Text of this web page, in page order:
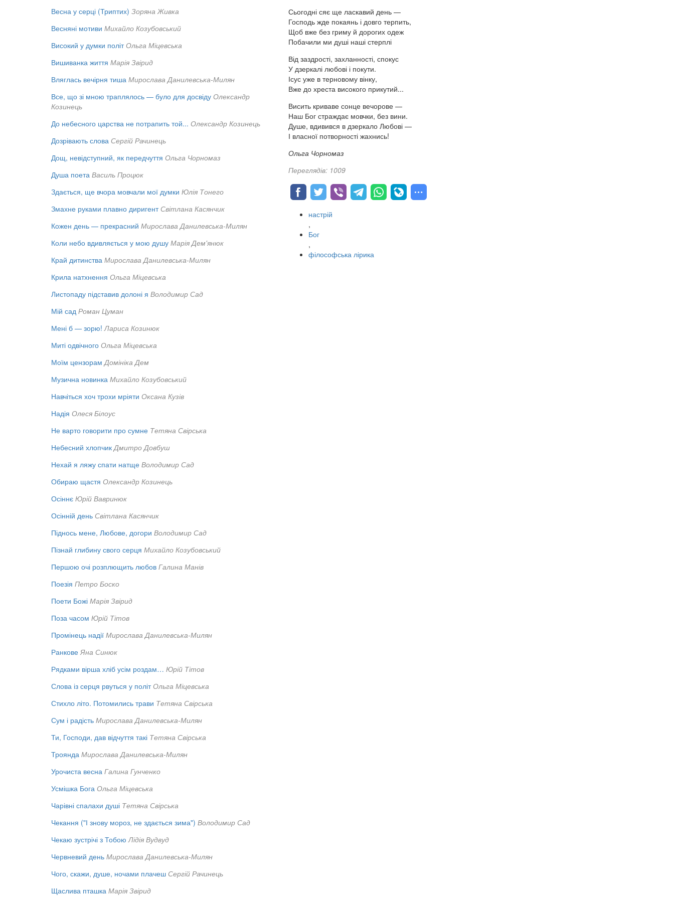
Сьогодні сяє ще ласкавий день —
Господь жде покаянь і довго терпить,
Щоб вже без гриму й дорогих одеж
Побачили ми душі наші стерплі
Від заздрості, захланності, спокус
У дзеркалі любові і покути.
Ісус уже в терновому вінку,
Вже до хреста високого прикутий...
Висить криваве сонце вечорове —
Наш Бог страждає мовчки, без вини.
Душе, вдивився в дзеркало Любові —
І власної потворності жахнись!
Ольга Чорномаз
Переглядів: 1009
настрій
,
Бог
,
філософська лірика
Весна у серці (Триптих) Зоряна Живка
Весняні мотиви Михайло Козубовський
Високий у думки політ Ольга Міцевська
Вишиванка життя Марія Звірид
Вляглась вечірня тиша Мирослава Данилевська-Милян
Все, що зі мною траплялось — було для досвіду Олександр
Козинець
До небесного царства не потрапить той... Олександр Козинець
Дозрівають слова Сергій Рачинець
Дощ, невідступний, як передчуття Ольга Чорномаз
Душа поета Василь Процюк
Здається, ще вчора мовчали мої думки Юлія Тонего
Змахне руками плавно диригент Світлана Касянчик
Кожен день — прекрасний Мирослава Данилевська-Милян
Коли небо вдивляється у мою душу Марія Дем'янюк
Край дитинства Мирослава Данилевська-Милян
Крила натхнення Ольга Міцевська
Листопаду підставив долоні я Володимир Сад
Мій сад Роман Цуман
Мені б — зорю! Лариса Козинюк
Миті одвічного Ольга Міцевська
Моїм цензорам Домініка Дем
Музична новинка Михайло Козубовський
Навчіться хоч трохи мріяти Оксана Кузів
Надія Олеся Білоус
Не варто говорити про сумне Тетяна Свірська
Небесний хлопчик Дмитро Довбуш
Нехай я ляжу спати натще Володимир Сад
Обираю щастя Олександр Козинець
Осіннє Юрій Вавринюк
Осінній день Світлана Касянчик
Піднось мене, Любове, догори Володимир Сад
Пізнай глибину свого серця Михайло Козубовський
Першою очі розплющить любов Галина Манів
Поезія Петро Боско
Поети Божі Марія Звірид
Поза часом Юрій Тітов
Промінець надії Мирослава Данилевська-Милян
Ранкове Яна Синюк
Рядками вірша хліб усім роздам… Юрій Тітов
Слова із серця рвуться у політ Ольга Міцевська
Стихло літо. Потомились трави Тетяна Свірська
Сум і радість Мирослава Данилевська-Милян
Ти, Господи, дав відчуття такі Тетяна Свірська
Троянда Мирослава Данилевська-Милян
Урочиста весна Галина Гунченко
Усмішка Бога Ольга Міцевська
Чарівні спалахи душі Тетяна Свірська
Чекання ("І знову мороз, не здається зима") Володимир Сад
Чекаю зустрічі з Тобою Лідія Вудвуд
Червневий день Мирослава Данилевська-Милян
Чого, скажи, душе, ночами плачеш Сергій Рачинець
Щаслива пташка Марія Звірид